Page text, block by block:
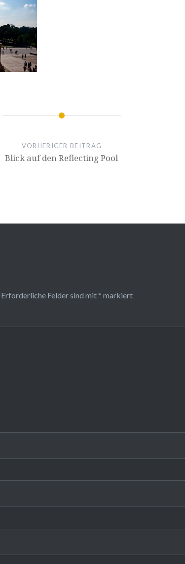
VORHERIGER BEITRAG
Blick auf den Reflecting Pool
Erforderliche Felder sind mit * markiert